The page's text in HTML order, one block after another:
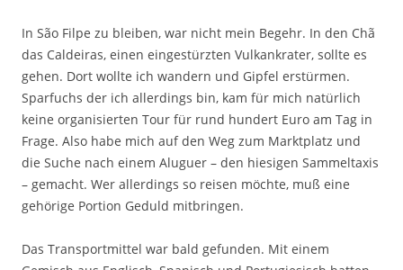
In São Filpe zu bleiben, war nicht mein Begehr. In den Chã
das Caldeiras, einen eingestürzten Vulkankrater, sollte es
gehen. Dort wollte ich wandern und Gipfel erstürmen.
Sparfuchs der ich allerdings bin, kam für mich natürlich
keine organisierten Tour für rund hundert Euro am Tag in
Frage. Also habe mich auf den Weg zum Marktplatz und
die Suche nach einem Aluguer – den hiesigen Sammeltaxis
– gemacht. Wer allerdings so reisen möchte, muß eine
gehörige Portion Geduld mitbringen.
Das Transportmittel war bald gefunden. Mit einem